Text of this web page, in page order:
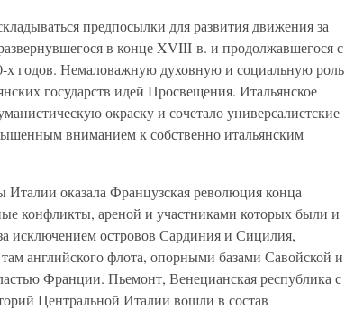
предпосылки для развития движения за
в конце XVIII в. и продолжавшегося с
х годов. Немаловажную духовную и социальную роль
государств идей Просвещения. Итальянское
окраску и сочетало универсалистские
вниманием к собственно итальянским
Италии оказала Французская революция конца
конфликты, ареной и участниками которых были и
исключением островов Сардиния и Сицилия,
английского флота, опорными базами Савойской и
Франции. Пьемонт, Венецианская республика с
Центральной Италии вошли в состав